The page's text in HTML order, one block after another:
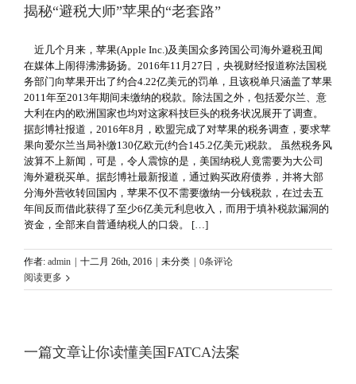
揭秘“避税大师”苹果的“老套路”
近几个月来，苹果(Apple Inc.)及美国众多跨国公司海外避税丑闻
在媒体上闹得沸沸扬扬。2016年11月27日，央视财经报道称法国税
务部门向苹果开出了约合4.22亿美元的罚单，且该税单只涵盖了苹果
2011年至2013年期间未缴纳的税款。除法国之外，包括爱尔兰、意
大利在内的欧洲国家也均对这家科技巨头的税务状况展开了调查。
据彭博社报道，2016年8月，欧盟完成了对苹果的税务调查，要求苹
果向爱尔兰当局补缴130亿欧元(约合145.2亿美元)税款。 虽然税务风
波算不上新闻，可是，令人震惊的是，美国纳税人竟需要为大公司
海外避税买单。据彭博社最新报道，通过购买政府债券，并将大部
分海外营收转回国内，苹果不仅不需要缴纳一分钱税款，在过去五
年间反而借此获得了至少6亿美元利息收入，而用于填补税款漏洞的
资金，全部来自普通纳税人的口袋。 […]
作者: admin 十二月 26th, 2016 未分类
0条评论
阅读更多
一篇文章让你读懂美国FATCA法案